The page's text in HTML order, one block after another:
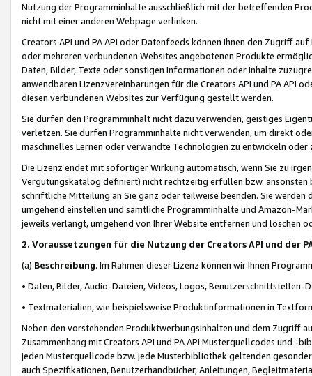
Nutzung der Programminhalte ausschließlich mit der betreffenden
nicht mit einer anderen Webpage verlinken.
Creators API und PA API oder Datenfeeds können Ihnen den Zugriff
oder mehreren verbundenen Websites angebotenen Produkte
Daten, Bilder, Texte oder sonstigen Informationen oder Inhalte
anwendbaren Lizenzvereinbarungen für die Creators API und PA API
diesen verbundenen Websites zur Verfügung gestellt werden.
Sie dürfen den Programminhalt nicht dazu verwenden, geistiges
verletzen. Sie dürfen Programminhalte nicht verwenden, um direkt
maschinelles Lernen oder verwandte Technologien zu entwickeln
Die Lizenz endet mit sofortiger Wirkung automatisch, wenn Sie zu
Vergütungskatalog definiert) nicht rechtzeitig erfüllen bzw. ansonsten
schriftliche Mitteilung an Sie ganz oder teilweise beenden. Sie werden
umgehend einstellen und sämtliche Programminhalte und Amazon-
jeweils verlangt, umgehend von Ihrer Website entfernen und löschen
2. Voraussetzungen für die Nutzung der Creators API und der
(a) Beschreibung. Im Rahmen dieser Lizenz können wir Ihnen
• Daten, Bilder, Audio-Dateien, Videos, Logos, Benutzerschnittstellen-
• Textmaterialien, wie beispielsweise Produktinformationen in
Neben den vorstehenden Produktwerbungsinhalten und dem Zugriff
Zusammenhang mit Creators API und PA API Musterquellcodes und
jeden Musterquellcode bzw. jede Musterbibliothek geltenden
auch Spezifikationen, Benutzerhandbücher, Anleitungen,